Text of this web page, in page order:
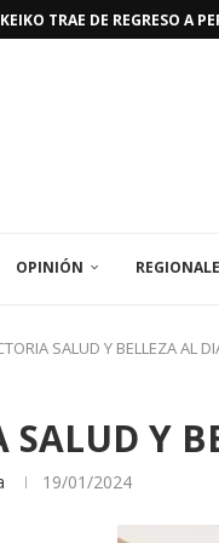
KEIKO TRAE DE REGRESO A
OPINIÓN
SALUD Y BELLEZA AL
SALUD Y
19/01/2024